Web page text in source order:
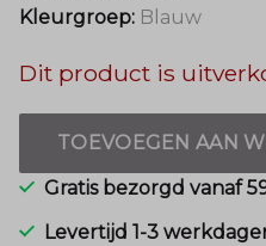
Kleurgroep: Blauw
Dit product is
TOEVOEGEN AAN
Gratis bezorgd vanaf
Levertijd 1-3